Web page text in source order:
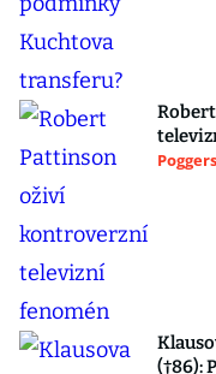
Poggers
(†86):